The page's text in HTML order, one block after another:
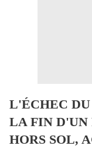
L'ÉCHEC
LA FIN D'UN
HORS SOL,